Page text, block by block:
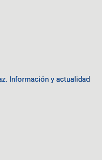
Información y actualidad